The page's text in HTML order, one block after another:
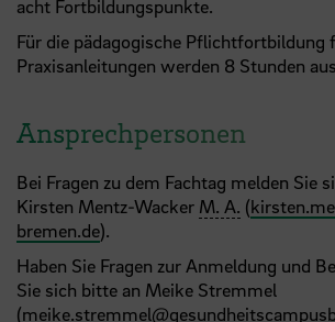
acht Fortbildungspunkte.
Für die pädagogische Pflichtfortbildung
Praxisanleitungen werden 8 Stunden
Ansprechpersonen
Bei Fragen zu dem Fachtag melden Sie
Kirsten Mentz-Wacker M. A. (
bremen.de).
Haben Sie Fragen zur Anmeldung und
Sie sich bitte an Meike Stremmel
(meike.stremmel@